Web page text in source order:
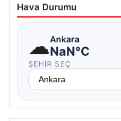
Hava Durumu
☁Ankara
NaN°C
ŞEHIR SEÇ